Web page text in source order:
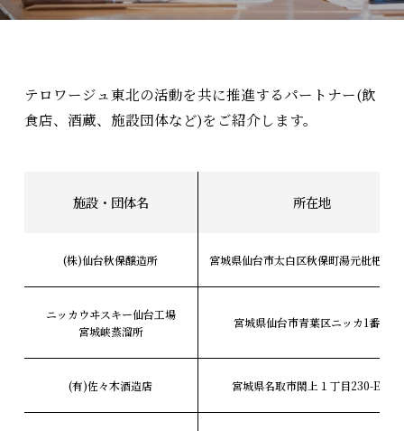
テロワージュ東北の活動を共に推進するパートナー(飲
食店、酒蔵、施設団体など)をご紹介します。
施設・団体名 所在地
(株)仙台秋保醸造所 宮城県仙台市太白区秋保町湯元枇杷原
ニッカウヰスキー仙台工場
宮城峡蒸溜所
宮城県仙台市青葉区ニッカ1番地
(有)佐々木酒造店 宮城県名取市閖上１丁目230-E10